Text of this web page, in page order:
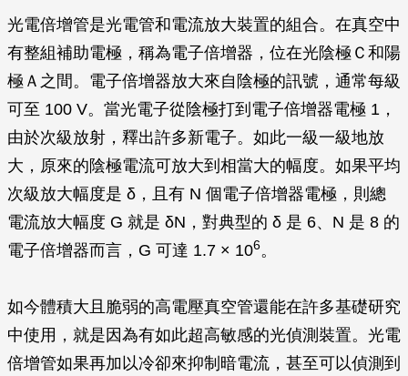
光電倍增管是光電管和電流放大裝置的組合。在真空中
有整組補助電極，稱為電子倍增器，位在光陰極Ｃ和陽
極Ａ之間。電子倍增器放大來自陰極的訊號，通常每級
可至 100 V。當光電子從陰極打到電子倍增器電極 1，
由於次級放射，釋出許多新電子。如此一級一級地放
大，原來的陰極電流可放大到相當大的幅度。如果平均
次級放大幅度是 δ ，且有 N 個電子倍增器電極，則總
電流放大幅度 G 就是 δN ，對典型的 δ 是 6、 N 是 8 的
電子倍增器而言，G 可達 1.7 × 106。
如今體積大且脆弱的高電壓真空管還能在許多基礎研究
中使用，就是因為有如此超高敏感的光偵測裝置。光電
倍增管如果再加以冷卻來抑制暗電流，甚至可以偵測到